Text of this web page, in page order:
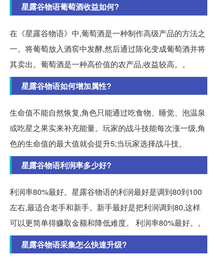
星露谷物语葡萄酒收益如何?
在《星露谷物语》中,葡萄酒是一种制作高级产品的方法之
一。将葡萄放入酒窖中发酵,然后通过陈化变成葡萄酒并将
其卖出。葡萄酒是一种高价值的农产品,收益较高。。
星露谷物语如何增加属性?
生命值不能自然恢复,角色只能通过吃食物、睡觉、泡温泉
或吃星之果实来补充能量。玩家的战斗技能每次涨一级,角
色的生命值的最大值就会提升5;当玩家选择战斗技。
星露谷物语利润率多少好?
利润率80%最好。星露谷物语的利润最好是调到80到100
左右,最适合老手和新手。新手最好是把利润调到80,这样
可以更简单得赚取金额和降低难度。 利润率80%最好。。
星露谷物语采集怎么快速升级?